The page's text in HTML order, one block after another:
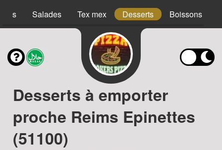
Salades Tex mex Desserts Boissons
Desserts à emporter
proche Reims Epinettes
(51100)